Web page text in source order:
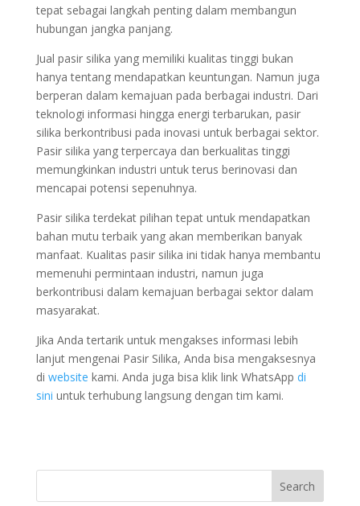
tepat sebagai langkah penting dalam membangun
hubungan jangka panjang.
Jual pasir silika yang memiliki kualitas tinggi bukan
hanya tentang mendapatkan keuntungan. Namun juga
berperan dalam kemajuan pada berbagai industri. Dari
teknologi informasi hingga energi terbarukan, pasir
silika berkontribusi pada inovasi untuk berbagai sektor.
Pasir silika yang terpercaya dan berkualitas tinggi
memungkinkan industri untuk terus berinovasi dan
mencapai potensi sepenuhnya.
Pasir silika terdekat pilihan tepat untuk mendapatkan
bahan mutu terbaik yang akan memberikan banyak
manfaat. Kualitas pasir silika ini tidak hanya membantu
memenuhi permintaan industri, namun juga
berkontribusi dalam kemajuan berbagai sektor dalam
masyarakat.
Jika Anda tertarik untuk mengakses informasi lebih
lanjut mengenai Pasir Silika, Anda bisa mengaksesnya
di website kami. Anda juga bisa klik link WhatsApp di
sini untuk terhubung langsung dengan tim kami.
Search